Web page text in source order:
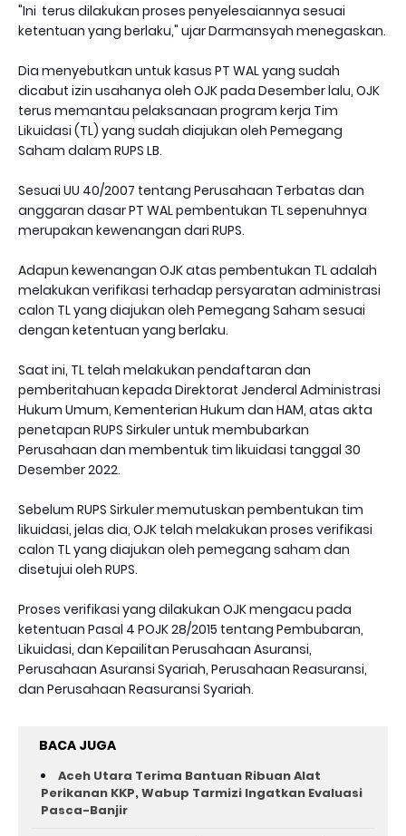
"Ini terus dilakukan proses penyelesaiannya sesuai
ketentuan yang berlaku," ujar Darmansyah menegaskan.
Dia menyebutkan untuk kasus PT WAL yang sudah
dicabut izin usahanya oleh OJK pada Desember lalu, OJK
terus memantau pelaksanaan program kerja Tim
Likuidasi (TL) yang sudah diajukan oleh Pemegang
Saham dalam RUPS LB.
Sesuai UU 40/2007 tentang Perusahaan Terbatas dan
anggaran dasar PT WAL pembentukan TL sepenuhnya
merupakan kewenangan dari RUPS.
Adapun kewenangan OJK atas pembentukan TL adalah
melakukan verifikasi terhadap persyaratan administrasi
calon TL yang diajukan oleh Pemegang Saham sesuai
dengan ketentuan yang berlaku.
Saat ini, TL telah melakukan pendaftaran dan
pemberitahuan kepada Direktorat Jenderal Administrasi
Hukum Umum, Kementerian Hukum dan HAM, atas akta
penetapan RUPS Sirkuler untuk membubarkan
Perusahaan dan membentuk tim likuidasi tanggal 30
Desember 2022.
Sebelum RUPS Sirkuler memutuskan pembentukan tim
likuidasi, jelas dia, OJK telah melakukan proses verifikasi
calon TL yang diajukan oleh pemegang saham dan
disetujui oleh RUPS.
Proses verifikasi yang dilakukan OJK mengacu pada
ketentuan Pasal 4 POJK 28/2015 tentang Pembubaran,
Likuidasi, dan Kepailitan Perusahaan Asuransi,
Perusahaan Asuransi Syariah, Perusahaan Reasuransi,
dan Perusahaan Reasuransi Syariah.
BACA JUGA
Aceh Utara Terima Bantuan Ribuan Alat
Perikanan KKP, Wabup Tarmizi Ingatkan Evaluasi
Pasca-Banjir